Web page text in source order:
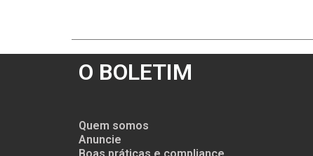
O BOLETIM
Quem somos
Anuncie